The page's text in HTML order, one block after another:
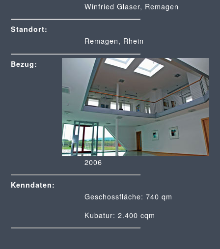
Winfried Glaser, Remagen
Standort:
Remagen, Rhein
Bezug:
2006
Kenndaten:
Geschossfläche: 740 qm
Kubatur: 2.400 cqm